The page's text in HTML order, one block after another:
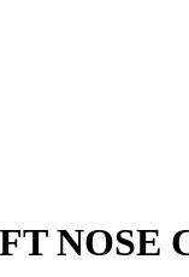
NOSE